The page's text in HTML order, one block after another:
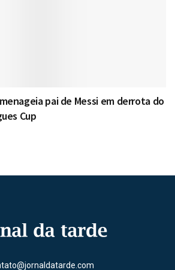
pai de Messi em derrota do
Cup